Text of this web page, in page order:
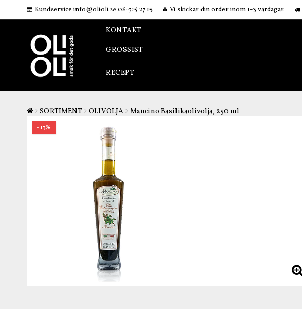
Kundservice info@olioli.se 08-715 27 15 Vi skickar din order inom 1-3 vardagar.
OM OSS
KONTAKT
GROSSIST
RECEPT
SORTIMENT OLIVOLJA Mancino Basilikaolivolja, 250 ml
- 13%